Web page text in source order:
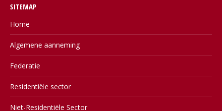
SITEMAP
Home
Algemene aanneming
Federatie
Residentiële sector
Niet-Residentiële Sector